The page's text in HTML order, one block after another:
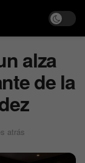
alza
de la
atrás